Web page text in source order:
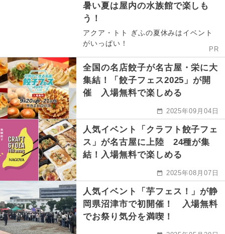
暑い夏は屋内の水族館で楽しも
う！
アクア・トト ぎふの夏休みはイベント
がいっぱい！
PR
全国の名店餃子が名古屋・栄に大
集結！「餃子フェス2025」が開
催 入場無料で楽しめる
2025年09月04日
人気イベント「クラフト餃子フェ
ス」が名古屋に上陸 24種が集
結！入場無料で楽しめる
2025年08月07日
人気イベント「芋フェス！」が静
岡県沼津市で初開催！ 入場無料
でお祭り気分を満喫！